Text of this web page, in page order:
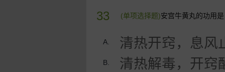
33 (单项选择题)安宫牛黄丸的功用
A. 清热开窍，息风
B. 清热解毒，开窍